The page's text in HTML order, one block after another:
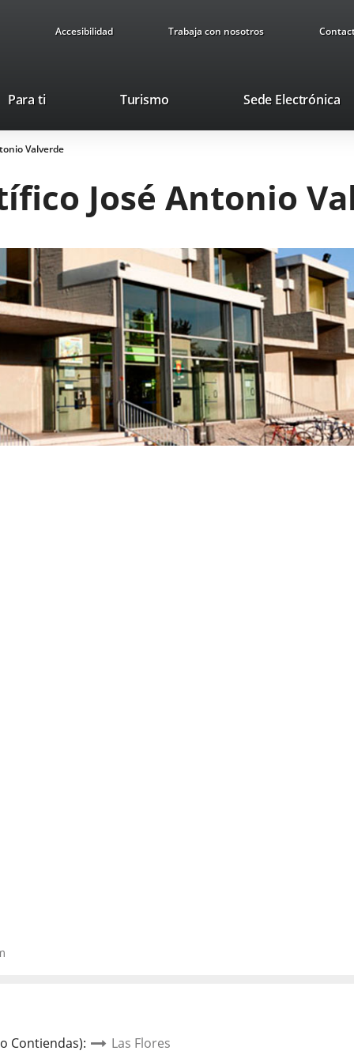
Accesibilidad Trabaja con nosotros
Para ti TurismoEste
se
una
ventana
Sede Electrónica
Valverde
José Antonio
Contiendas):
Las Flores